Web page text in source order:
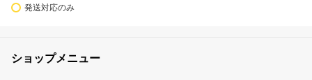
発送対応のみ
ショップメニュー